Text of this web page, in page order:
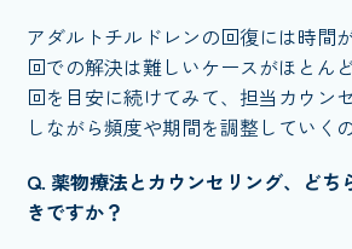
アダルトチルドレンの回復には時間
回での解決は難しいケースがほとん
回を目安に続けてみて、担当カウン
しながら頻度や期間を調整していく
Q. 薬物療法とカウンセリング、どち
きですか？